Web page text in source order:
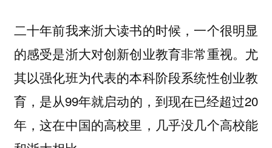
二十年前我来浙大读书的时候，一个很明显
的感受是浙大对创新创业教育非常重视。尤
其以强化班为代表的本科阶段系统性创业教
育，是从99年就启动的，到现在已经超过20
年，这在中国的高校里，几乎没几个高校能